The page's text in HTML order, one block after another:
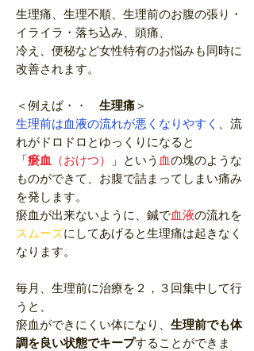
生理痛、生理不順、生理前のお腹の張り・
イライラ・落ち込み、 頭痛、
冷え、便秘など女性特有のお悩みも同時に
改善されます。
＜例えば・・ 生理痛＞
生理前は血液の流れが悪くなりやすく
、流
れがドロドロとゆっくりになると
「瘀血 （おけつ） 」という 血の塊のような
ものができて、お腹で詰まってしまい痛み
を発します。
瘀血が出来ないように、鍼で血液の流れを
スムーズにしてあげると生理痛は起きなく
なります。
毎月、生理前に治療を２，３回集中して行
うと、
瘀血ができにくい体になり、 生理前でも体
調を良い状態でキープすることができま